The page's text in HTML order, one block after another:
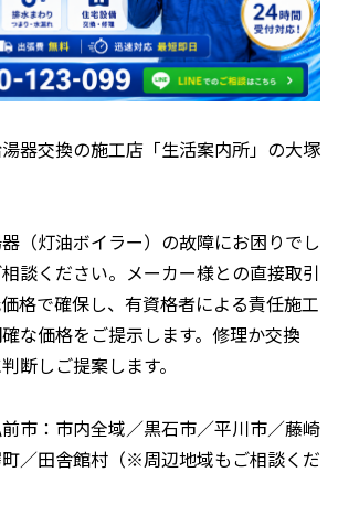
器交換の施工店「生活案内所」の大塚
（灯油ボイラー）の故障にお困りでし
談ください。メーカー様との直接取引
格で確保し、有資格者による責任施工
な価格をご提示します。修理か交換
断しご提案します。
前市：市内全域／黒石市／平川市／藤崎
／田舎館村（※周辺地域もご相談くだ